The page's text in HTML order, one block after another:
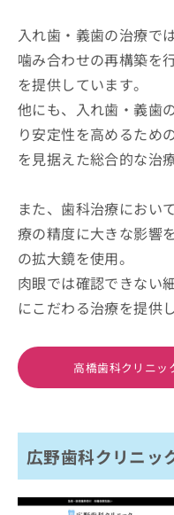
入れ歯・義歯の治療で
噛み合わせの再構築を
を提供しています。
他にも、入れ歯・義歯
り安定性を高めるため
を見据えた総合的な治
また、歯科治療におい
療の精度に大きな影響
の拡大鏡を使用。
肉眼では確認できない
にこだわる治療を提供
高橋歯科クリニッ
広野歯科クリニッ